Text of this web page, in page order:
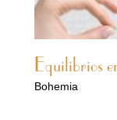
Equilibrios
Bohemia